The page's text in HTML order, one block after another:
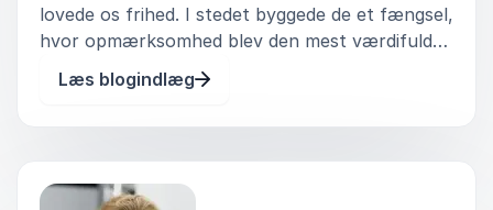
lovede os frihed. I stedet byggede de et fængsel,
hvor opmærksomhed blev den mest værdifulde
valuta. Ikke sandhed. Ikke visdom. Ikke
dømmekraft. MIG.COM HAR ERSTATTET
Læs blogindlæg